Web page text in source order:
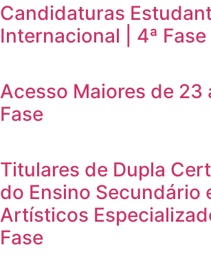
Candidaturas
Internacional | 4ª Fase
Acesso Maiores de 23
Fase
Titulares de Dupla
do Ensino Secundário
Artísticos
Fase